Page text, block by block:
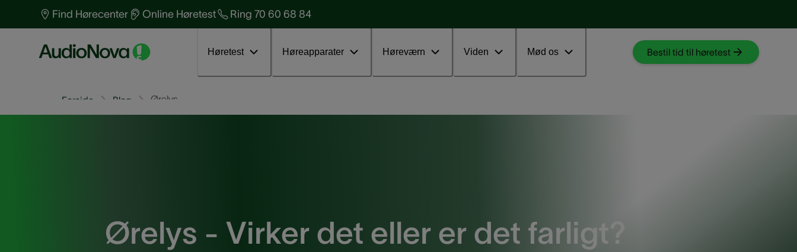
Find Hørecenter Online Høretest Ring 70 60 68 84
Høretest Høreapparater Høreværn Viden Mød os Bestil tid til høretest
Find ledig tid Udfyld vores formular Test uden ventetid
Bliv testperson nu
Beskyt din hørelse
Læs blogindlæg
Søg nærmeste hørecenter
Ørelys
Blog
Forside
Ørelys - Virker det eller er det farligt?